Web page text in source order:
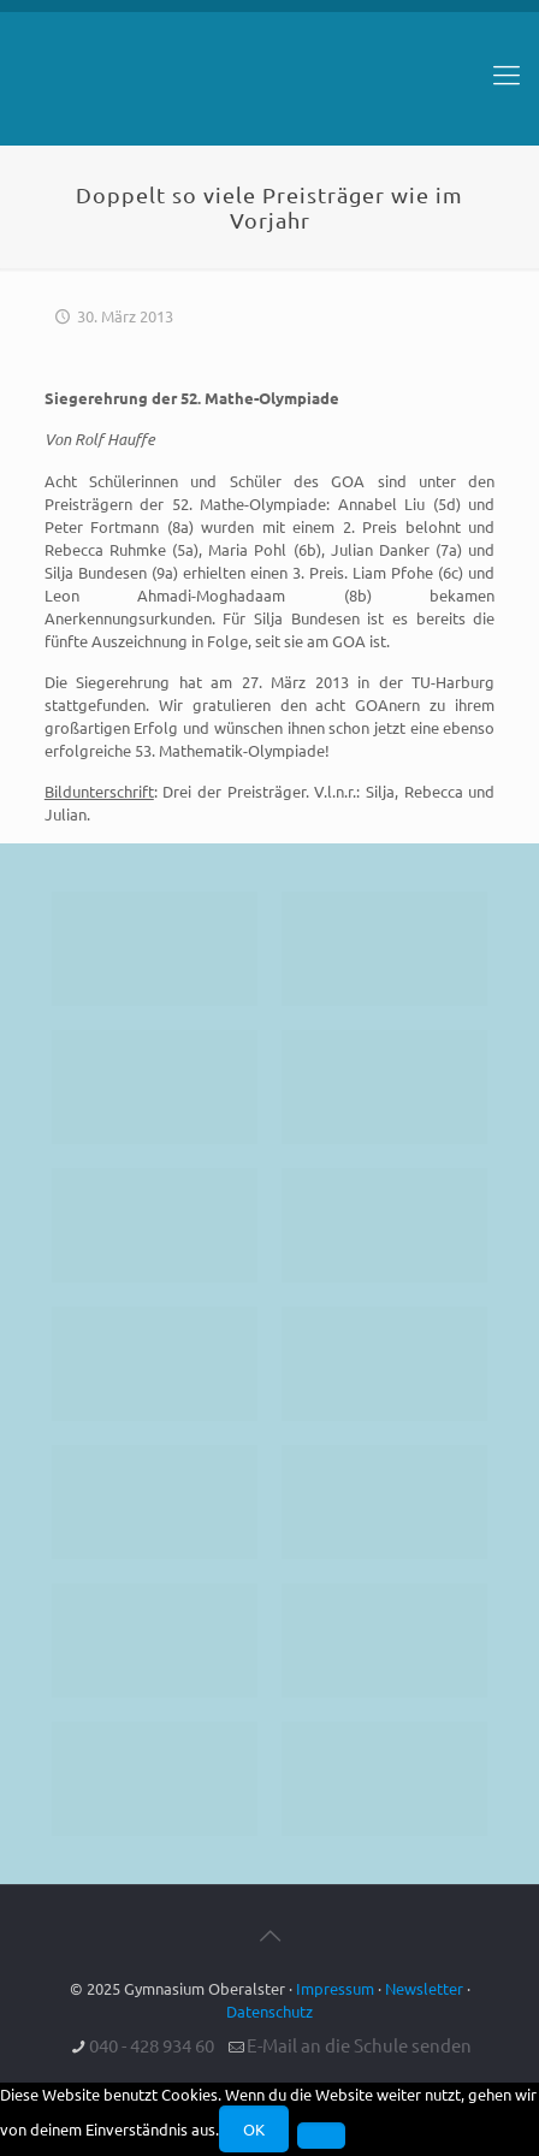
Doppelt so viele Preisträger wie im
Vorjahr
30. März 2013
Siegerehrung der 52. Mathe-Olympiade
Von Rolf Hauffe
Acht Schülerinnen und Schüler des GOA sind unter den
Preisträgern der 52. Mathe-Olympiade: Annabel Liu (5d) und
Peter Fortmann (8a) wurden mit einem 2. Preis belohnt und
Rebecca Ruhmke (5a), Maria Pohl (6b), Julian Danker (7a) und
Silja Bundesen (9a) erhielten einen 3. Preis. Liam Pfohe (6c) und
Leon Ahmadi-Moghadaam (8b) bekamen
Anerkennungsurkunden. Für Silja Bundesen ist es bereits die
fünfte Auszeichnung in Folge, seit sie am GOA ist.
Die Siegerehrung hat am 27. März 2013 in der TU-Harburg
stattgefunden. Wir gratulieren den acht GOAnern zu ihrem
großartigen Erfolg und wünschen ihnen schon jetzt eine ebenso
erfolgreiche 53. Mathematik-Olympiade!
Bildunterschrift: Drei der Preisträger. V.l.n.r.: Silja, Rebecca und
Julian.
© 2025 Gymnasium Oberalster · Impressum· Newsletter·
Datenschutz
040 - 428 934 60 E-Mail an die Schule senden
Diese Website benutzt Cookies. Wenn du die Website weiter nutzt, gehen wir
von deinem Einverständnis aus.
OK